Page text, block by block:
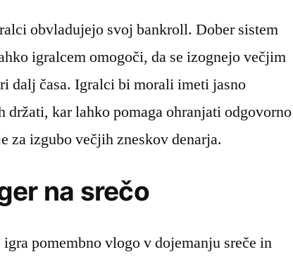
obvladujejo svoj bankroll. Dober sistem
igralcem omogoči, da se izognejo večjim
dalj časa. Igralci bi morali imeti jasno
držati, kar lahko pomaga ohranjati odgovorno
za izgubo večjih zneskov denarja.
na srečo
pomembno vlogo v dojemanju sreče in